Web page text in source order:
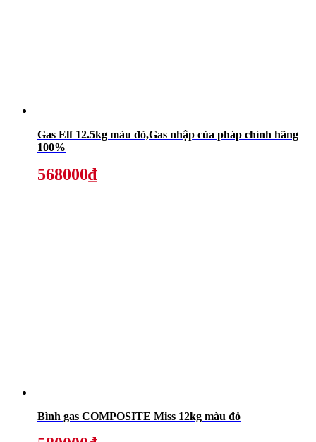
Gas Elf 12.5kg màu đỏ,Gas nhập của pháp chính hãng
100%
568000₫
Bình gas COMPOSITE Miss 12kg màu đỏ